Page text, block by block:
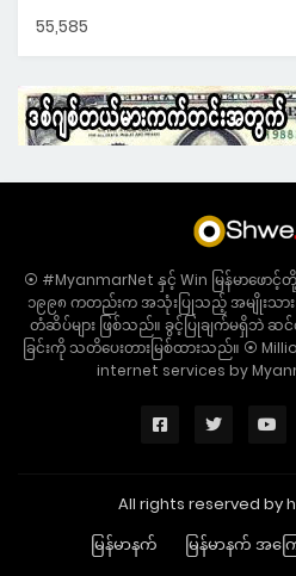
55,585
⦿ #MyanmarNet နှင့် Win မြန်မာဖေ
၁၉၉၈ ကတည်းက အသုံးပြုသည့် အမျိုးသာ
တံဆိပ်များ ဖြစ်သည်။ ခွင့်ပြုချက်မရှိဘဲ ဆ
ခြင်းကို သတိပေးတားမြစ်ထားသည်။ ⦿
internet services by
All rights reserved by
မြန်မာနက်
မြန်မာနက် အကြ